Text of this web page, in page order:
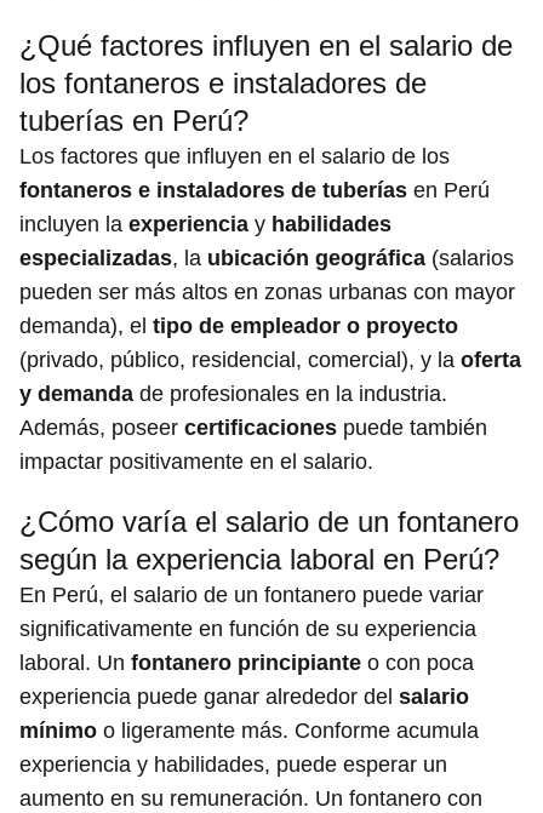
¿Qué factores influyen en el salario de
los fontaneros e instaladores de
tuberías en Perú?
Los factores que influyen en el salario de los
fontaneros e instaladores de tuberías en Perú
incluyen la experiencia y habilidades
especializadas, la ubicación geográfica (salarios
pueden ser más altos en zonas urbanas con mayor
demanda), el tipo de empleador o proyecto
(privado, público, residencial, comercial), y la oferta
y demanda de profesionales en la industria.
Además, poseer certificaciones puede también
impactar positivamente en el salario.
¿Cómo varía el salario de un fontanero
según la experiencia laboral en Perú?
En Perú, el salario de un fontanero puede variar
significativamente en función de su experiencia
laboral. Un fontanero principiante o con poca
experiencia puede ganar alrededor del salario
mínimo o ligeramente más. Conforme acumula
experiencia y habilidades, puede esperar un
aumento en su remuneración. Un fontanero con